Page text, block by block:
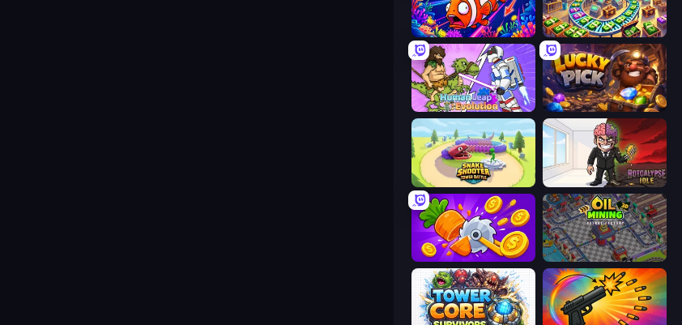
Fish Catch Idle Money Factory: Tycoon Idle Game
Human Leap: Evolution Lucky Pick
Snake Shooter: Tower Battle Rotcalypse: Idle Incremental
Farm Ring Idle Oil Mining 3D: Petrol Factory